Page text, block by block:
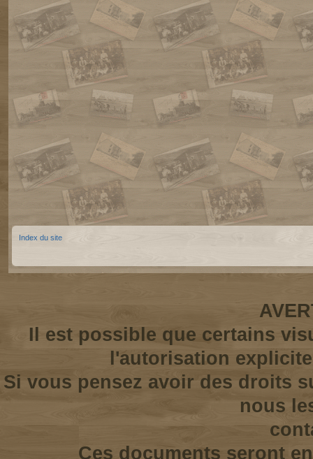
Index du site
Il est possible que certains
l'autorisation
Si vous pensez avoir des droits
nous
Ces documents seront